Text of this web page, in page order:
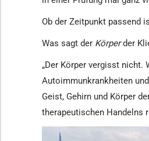
Ob der Zeitpunkt passend
Was sagt der Körperder
„Der Körper vergisst nicht.
Autoimmunkrankheiten
Geist, Gehirn und Körper
therapeutischen Handelns